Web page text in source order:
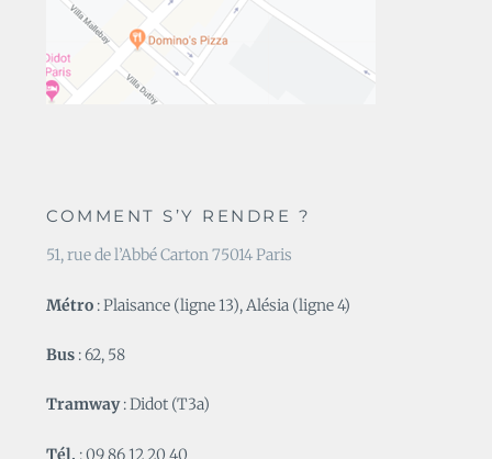
COMMENT S’Y RENDRE ?
51, rue de l’Abbé Carton 75014 Paris
Métro : Plaisance (ligne 13), Alésia (ligne 4)
Bus : 62, 58
Tramway: Didot (T3a)
Tél. : 09 86 12 20 40